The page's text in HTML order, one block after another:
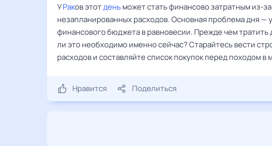
УРаков этотденьможет стать финансово затратным из-
незапланированных расходов. Основная проблема дня —
финансового бюджета в равновесии. Прежде чем тратить
ли это необходимо именно сейчас? Старайтесь вести
расходов и составляйте список покупок перед походом в
Нравится Поделиться